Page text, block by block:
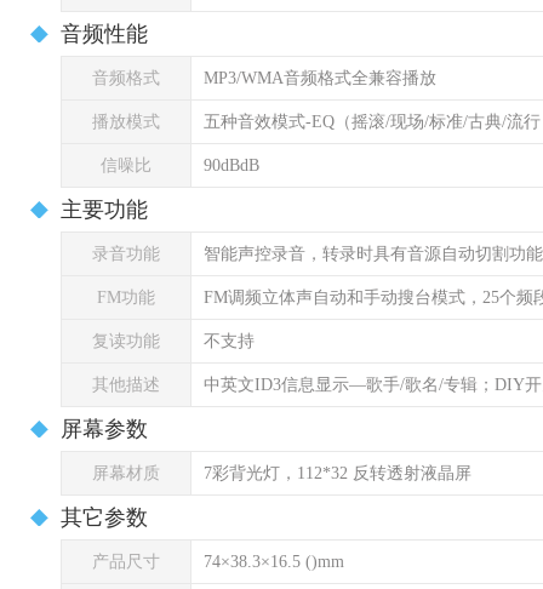
音频性能
音频格式 MP3/WMA音频格式全兼容播放
播放模式 五种音效模式-EQ（摇滚/现场/标准/古典/流
信噪比 90dBdB
主要功能
录音功能 智能声控录音，转录时具有音源自动切割功能
FM功能 FM调频立体声自动和手动搜台模式，25个频
复读功能 不支持
其他描述 中英文ID3信息显示—歌手/歌名/专辑；DIY
屏幕参数
屏幕材质 7彩背光灯，112*32 反转透射液晶屏
其它参数
产品尺寸 74×38.3×16.5 ()mm